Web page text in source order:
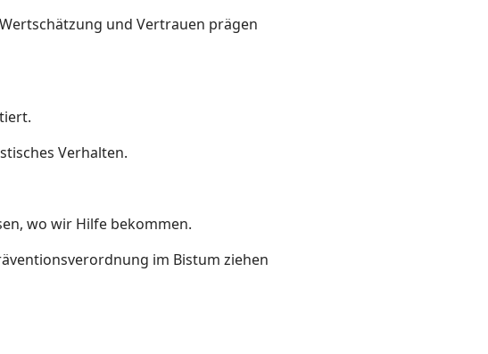
und Vertrauen prägen
Verhalten.
wo wir Hilfe bekommen.
im Bistum ziehen